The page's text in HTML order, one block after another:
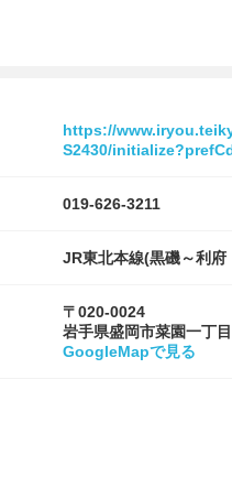
https://
S2430/
019-626-3211
JR東北本線(黒磯～利
〒020-0024
岩手県盛岡市菜園一丁
GoogleMapで見る